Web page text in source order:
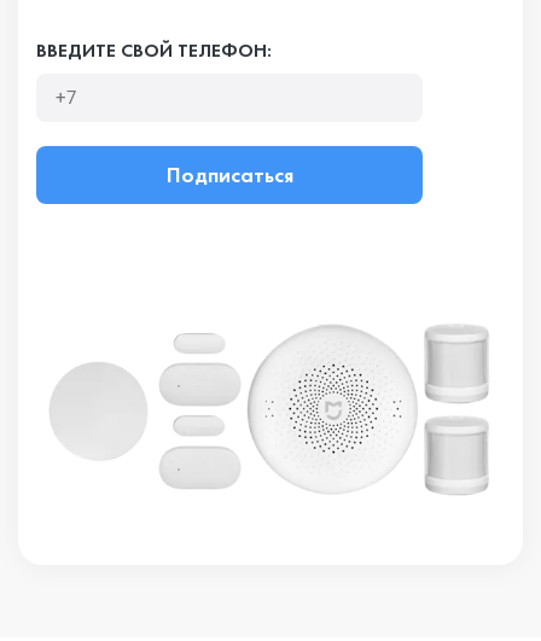
ВВЕДИТЕ СВОЙ ТЕЛЕФОН:
Подписаться